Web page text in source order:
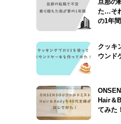
旦那の
た…そ
の1年間
クッキ
ウンド
Hair＆
てみた！